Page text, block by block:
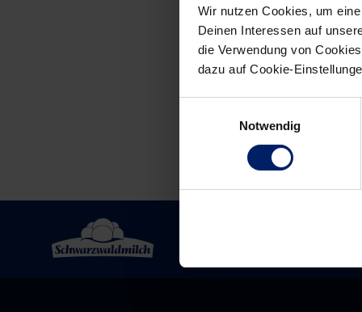
Wir nutzen Cookies, um
Deinen Interessen auf
die Verwendung von
dazu auf Cookie-
Notwendig